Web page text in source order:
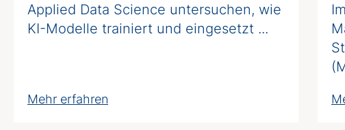
Applied Data Science untersuchen, wie
KI-Modelle trainiert und eingesetzt ...
Mehr erfahren